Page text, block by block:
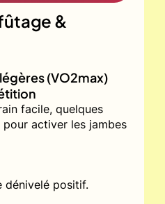
&
(VO2max)
facile, quelques
activer les jambes
dénivelé positif.